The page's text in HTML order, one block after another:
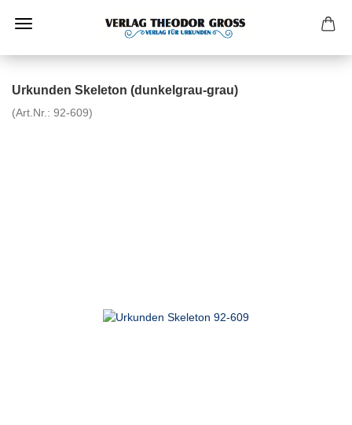
Urkunden Skeleton (dunkelgrau-grau)
(Art.Nr.: 92-609)